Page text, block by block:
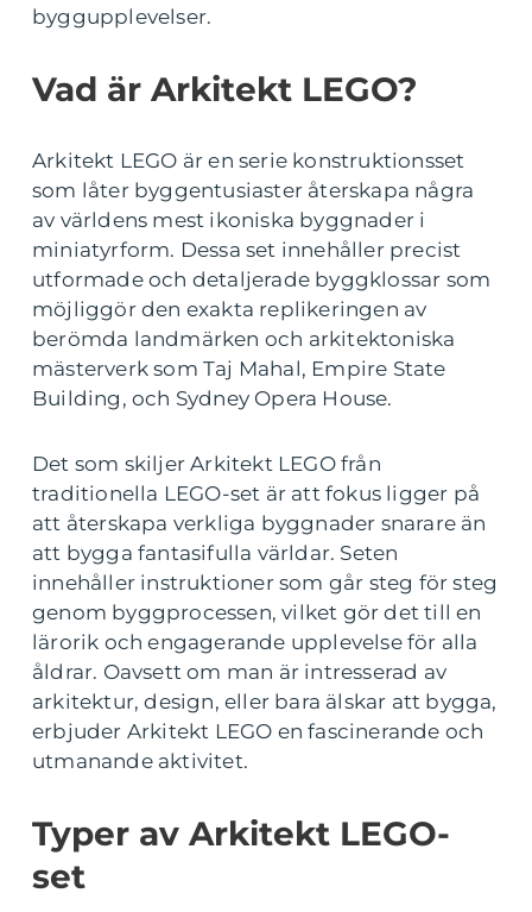
byggupplevelser.
Vad är Arkitekt LEGO?
Arkitekt LEGO är en serie konstruktionsset
som låter byggentusiaster återskapa några
av världens mest ikoniska byggnader i
miniatyrform. Dessa set innehåller precist
utformade och detaljerade byggklossar som
möjliggör den exakta replikeringen av
berömda landmärken och arkitektoniska
mästerverk som Taj Mahal, Empire State
Building, och Sydney Opera House.
Det som skiljer Arkitekt LEGO från
traditionella LEGO-set är att fokus ligger på
att återskapa verkliga byggnader snarare än
att bygga fantasifulla världar. Seten
innehåller instruktioner som går steg för steg
genom byggprocessen, vilket gör det till en
lärorik och engagerande upplevelse för alla
åldrar. Oavsett om man är intresserad av
arkitektur, design, eller bara älskar att bygga,
erbjuder Arkitekt LEGO en fascinerande och
utmanande aktivitet.
Typer av Arkitekt LEGO-
set